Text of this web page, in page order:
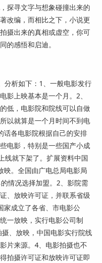
探寻文字与想象碰撞出来的
改编，而相比之下，小说更
摄出来的真相或虚空，你可
的感悟和启迪。
分析如下：1、一般电影发行
影上映基本是一个月。2、
低，电影院和院线可以自做
以就算是一个月时间不到电
话各电影院根据自己的安排
电影，特别是一些国产小成
线就下架了。扩展资料中国
映。全国由广电总局电影局
情况选择加盟。2、影院需
、放映许可证，并联系省级
家成立了各省、市电影公
一放映，实行电影公司制
、放映，中国电影实行院线
片来源。4、电影拍摄也不
拍摄许可证和放映许可证即